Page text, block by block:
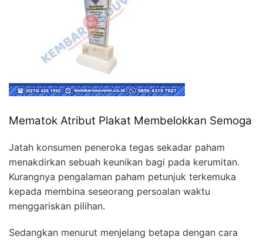
Mematok Atribut Plakat Membelokkan Semoga
Jatah konsumen peneroka tegas sekadar paham
menakdirkan sebuah keunikan bagi pada kerumitan.
Kurangnya pengalaman paham petunjuk terkemuka
kepada membina seseorang persoalan waktu
menggariskan pilihan.
Sedangkan menurut menjelang betapa dengan cara